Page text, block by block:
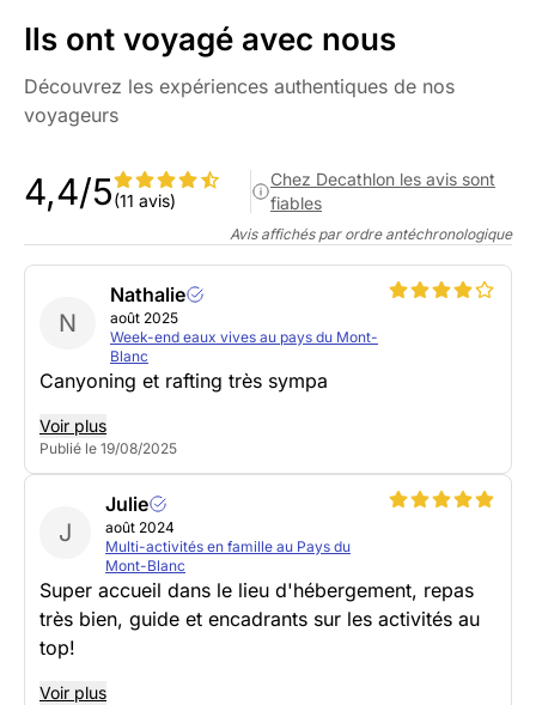
Ils ont voyagé avec nous
Découvrez les expériences authentiques de nos
voyageurs
4,4/5(11 avis)
Chez Decathlon les avis sont
fiables
Avis affichés par ordre antéchronologique
N
Nathalie
août 2025
Week-end eaux vives au pays du Mont-
Blanc
Canyoning et rafting très sympa
Voir plus
Publié le 19/08/2025
J
Julie
août 2024
Multi-activités en famille au Pays du
Mont-Blanc
Super accueil dans le lieu d'hébergement, repas
très bien, guide et encadrants sur les activités au
top!
Voir plus